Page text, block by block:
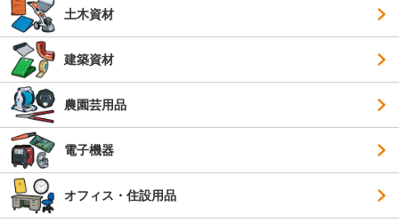
土木資材
建築資材
農園芸用品
電子機器
オフィス・住設用品